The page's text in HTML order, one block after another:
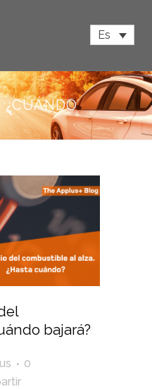
Es
bajará?
0